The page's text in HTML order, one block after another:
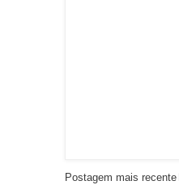
Postagem mais recente